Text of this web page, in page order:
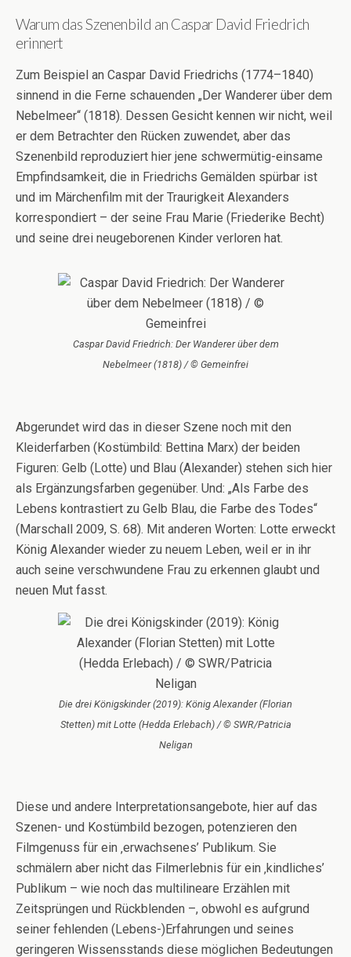
Warum das Szenenbild an Caspar David Friedrich
erinnert
Zum Beispiel an Caspar David Friedrichs (1774–1840)
sinnend in die Ferne schauenden „Der Wanderer über dem
Nebelmeer“ (1818). Dessen Gesicht kennen wir nicht, weil
er dem Betrachter den Rücken zuwendet, aber das
Szenenbild reproduziert hier jene schwermütig-einsame
Empfindsamkeit, die in Friedrichs Gemälden spürbar ist
und im Märchenfilm mit der Traurigkeit Alexanders
korrespondiert – der seine Frau Marie (Friederike Becht)
und seine drei neugeborenen Kinder verloren hat.
Caspar David Friedrich: Der Wanderer über dem
Nebelmeer (1818) / © Gemeinfrei
Abgerundet wird das in dieser Szene noch mit den
Kleiderfarben (Kostümbild: Bettina Marx) der beiden
Figuren: Gelb (Lotte) und Blau (Alexander) stehen sich hier
als Ergänzungsfarben gegenüber. Und: „Als Farbe des
Lebens kontrastiert zu Gelb Blau, die Farbe des Todes“
(Marschall 2009, S. 68). Mit anderen Worten: Lotte erweckt
König Alexander wieder zu neuem Leben, weil er in ihr
auch seine verschwundene Frau zu erkennen glaubt und
neuen Mut fasst.
Die drei Königskinder (2019): König Alexander (Florian
Stetten) mit Lotte (Hedda Erlebach) / © SWR/Patricia
Neligan
Diese und andere Interpretationsangebote, hier auf das
Szenen- und Kostümbild bezogen, potenzieren den
Filmgenuss für ein ‚erwachsenes’ Publikum. Sie
schmälern aber nicht das Filmerlebnis für ein ‚kindliches’
Publikum – wie noch das multilineare Erzählen mit
Zeitsprüngen und Rückblenden –, obwohl es aufgrund
seiner fehlenden (Lebens-)Erfahrungen und seines
geringeren Wissensstands diese möglichen Bedeutungen